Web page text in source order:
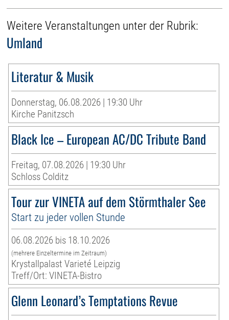
Weitere Veranstaltungen unter der Rubrik:
Umland
Literatur & Musik
Donnerstag, 06.08.2026 | 19:30 Uhr
Kirche Panitzsch
Black Ice – European AC/DC Tribute Band
Freitag, 07.08.2026 | 19:30 Uhr
Schloss Colditz
Tour zur VINETA auf dem Störmthaler See
Start zu jeder vollen Stunde
06.08.2026 bis 18.10.2026
(mehrere Einzeltermine im Zeitraum)
Krystallpalast Varieté Leipzig
Treff/Ort: VINETA-Bistro
Glenn Leonard’s Temptations Revue